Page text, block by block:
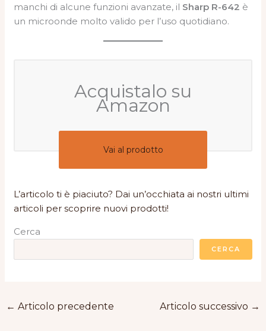
manchi di alcune funzioni avanzate, il Sharp R-642 è
un microonde molto valido per l’uso quotidiano.
Acquistalo su
Amazon
Vai al prodotto
L’articolo ti è piaciuto? Dai un’occhiata ai nostri ultimi
articoli per scoprire nuovi prodotti!
Cerca
CERCA
← Articolo precedente Articolo successivo →